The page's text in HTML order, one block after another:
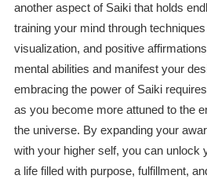
another aspect of Saiki that holds
training your mind through
visualization, and positive
mental abilities and manifest your
embracing the power of Saiki
as you become more attuned to the
the universe. By expanding your
with your higher self, you can unlock
a life filled with purpose, fulfillment,